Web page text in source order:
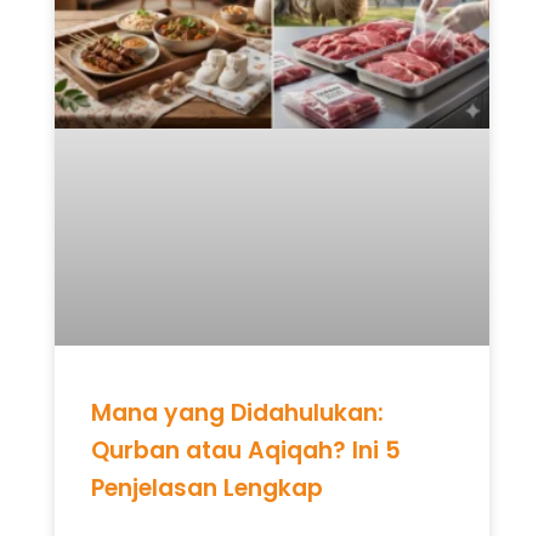
Mana yang Didahulukan:
Qurban atau Aqiqah? Ini 5
Penjelasan Lengkap